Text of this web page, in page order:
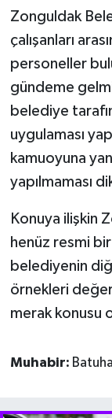
Zonguldak
çalışanları
personeller
gündeme
belediye
uygulaması
kamuoyuna
yapılmaması
Konuya ilişkin
henüz resmi
belediyenin
örnekleri
merak konusu
Muhabir: